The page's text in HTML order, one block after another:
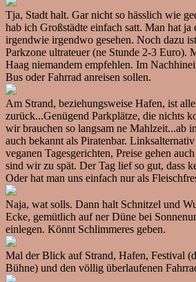
Tja, Stadt halt. Gar nicht so hässlich wie
hab ich Großstädte einfach satt. Man hat ja
irgendwie irgendwo gesehen. Noch dazu
Parkzone ultrateuer (ne Stunde 2-3 Euro).
Haag niemandem empfehlen. Im
Bus oder Fahrrad anreisen sollen.
Am Strand, beziehungsweise Hafen, ist
zurück...Genügend Parkplätze, die nichts
wir brauchen so langsam ne Mahlzeit...ab
auch bekannt als Piratenbar.
veganen Tagesgerichten, Preise gehen
sind wir zu spät. Der Tag lief so gut, dass
Oder hat man uns einfach nur als
Naja, wat solls. Dann halt Schnitzel und
Ecke, gemütlich auf ner Düne bei
einlegen. Könnt Schlimmeres geben.
Mal der Blick auf Strand, Hafen, Festival
Bühne) und den völlig überlaufenen